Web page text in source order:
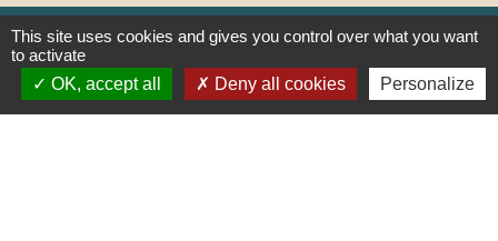
Liens
This site uses cookies and gives you control over what you want
to activate
OK, accept all
Deny all cookies Personalize